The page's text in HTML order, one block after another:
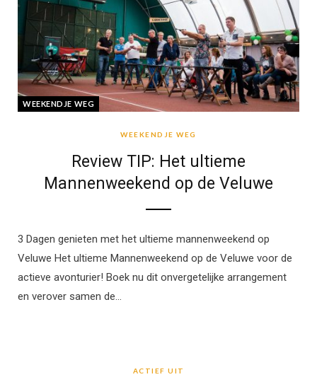
WEEKENDJE WEG
WEEKENDJE WEG
Review TIP: Het ultieme
Mannenweekend op de Veluwe
3 Dagen genieten met het ultieme mannenweekend op
Veluwe Het ultieme Mannenweekend op de Veluwe voor de
actieve avonturier! Boek nu dit onvergetelijke arrangement
en verover samen de…
ACTIEF UIT